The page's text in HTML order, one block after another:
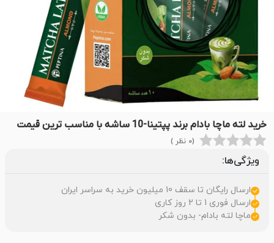
خرید لته ماچا بادام برند پپتینا-10 ساشه با مناسب ترین قیمت
(0 نظر )
ویژگی‌ها:
ارسال رایگان تا سقف 10 میلیون خرید به سراسر ایران
ارسال فوری 1 تا 2 روز کاری
ماچا لته بادام- بدون شکر